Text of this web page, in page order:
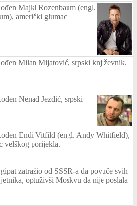
Majkl Rozenbaum (engl.
američki glumac.
Milan Mijatović, srpski književnik.
Nenad Jezdić, srpski
Endi Vitfild (engl. Andy Whitfield),
velškog porijekla.
zatražio od SSSR-a da povuče svih
optuživši Moskvu da nije poslala